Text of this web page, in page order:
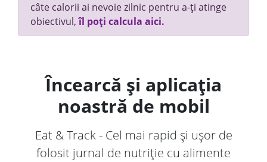
câte calorii ai nevoie zilnic pentru a-ți atinge
obiectivul,îl poți calcula aici.
Încearcă și aplicația
noastră de mobil
Eat & Track - Cel mai rapid și ușor de
folosit jurnal de nutriție cu alimente